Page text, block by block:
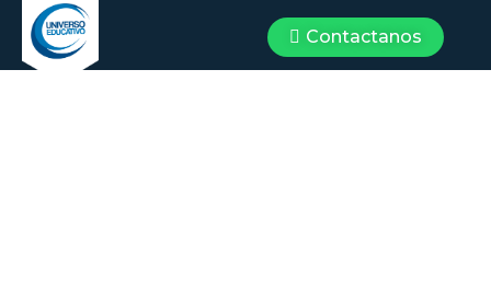
Contactanos